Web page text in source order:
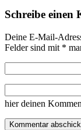
Schreibe einen
Deine E-Mail-
Felder sind mit *
hier deinen